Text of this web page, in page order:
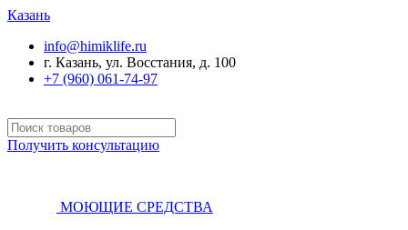
Казань
info@himiklife.ru
г. Казань, ул. Восстания, д. 100
+7 (960) 061-74-97
Получить консультацию
МОЮЩИЕ СРЕДСТВА